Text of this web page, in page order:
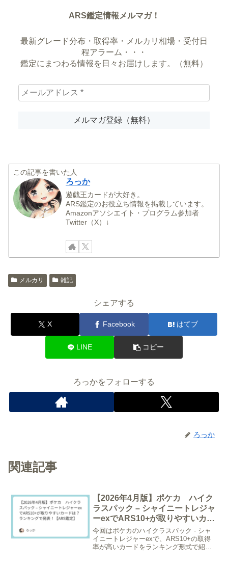
ARS鑑定情報メルマガ！
最新グレード分布・取得率・メルカリ相場・受付日
程アラーム・・・
鑑定にまつわる情報を日々お届けします。（無料）
この記事を書いた人
ろっか
遊戯王カードが大好き。
ARS鑑定のお役立ち情報を掲載しています。
Amazonアソシエイト・プログラム参加者
Twitter（X）↓
メルカリ 雑記
シェアする
X Facebook はてブ
LINE コピー
ろっかをフォローする
ろっか
関連記事
【2026年4月版】ポケカ ハイク
ラスパック – シャイニートレジャ
ーexでARS10+が取りやすいカー
ドは？ランキングで発表！【ARS
鑑定】
今回はポケカのハイクラスパック - シャ
イニートレジャーexで、ARS10+の取得
率が高いカードをランキング形式で紹介